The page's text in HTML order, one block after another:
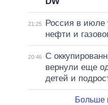
21:25
Россия в
нефти и
20:46
С
вернули еще
детей и
Больше